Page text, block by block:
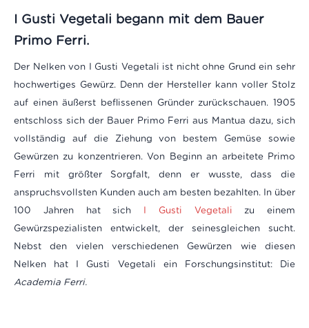
I Gusti Vegetali begann mit dem Bauer
Primo Ferri.
Der Nelken von I Gusti Vegetali ist nicht ohne Grund ein sehr
hochwertiges Gewürz. Denn der Hersteller kann voller Stolz
auf einen äußerst beflissenen Gründer zurückschauen. 1905
entschloss sich der Bauer Primo Ferri aus Mantua dazu, sich
vollständig auf die Ziehung von bestem Gemüse sowie
Gewürzen zu konzentrieren. Von Beginn an arbeitete Primo
Ferri mit größter Sorgfalt, denn er wusste, dass die
anspruchsvollsten Kunden auch am besten bezahlten. In über
100 Jahren hat sich I Gusti Vegetali zu einem
Gewürzspezialisten entwickelt, der seinesgleichen sucht.
Nebst den vielen verschiedenen Gewürzen wie diesen
Nelken hat I Gusti Vegetali ein Forschungsinstitut: Die
Academia Ferri.